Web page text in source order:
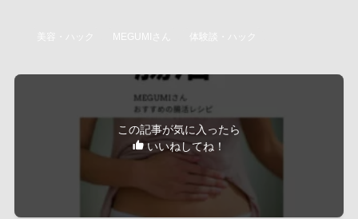
美容・ハック MEGUMIさん 体験談・ハック
この記事が気に入ったら
いいねしてね！